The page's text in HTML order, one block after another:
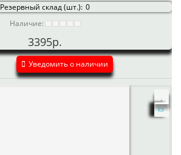
Резервный склад (шт.): 0
Наличие:
3395р.
Уведомить о наличии